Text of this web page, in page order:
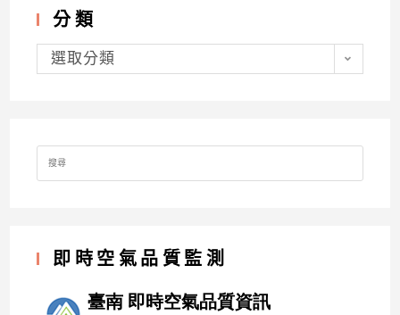
分類
分
類選取分類
Search
for:
即時空氣品質監測